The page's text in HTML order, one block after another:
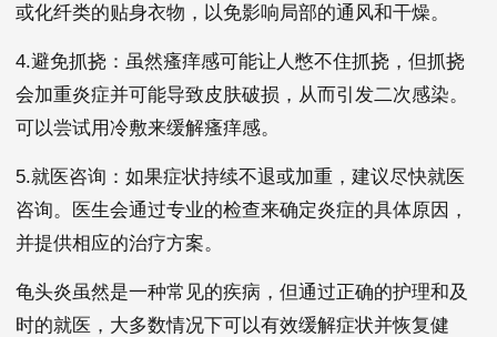
或化纤类的贴身衣物，以免影响局部的通风和干燥。
4.避免抓挠：虽然瘙痒感可能让人憋不住抓挠，但抓挠
会加重炎症并可能导致皮肤破损，从而引发二次感染。
可以尝试用冷敷来缓解瘙痒感。
5.就医咨询：如果症状持续不退或加重，建议尽快就医
咨询。医生会通过专业的检查来确定炎症的具体原因，
并提供相应的治疗方案。
龟头炎虽然是一种常见的疾病，但通过正确的护理和及
时的就医，大多数情况下可以有效缓解症状并恢复健